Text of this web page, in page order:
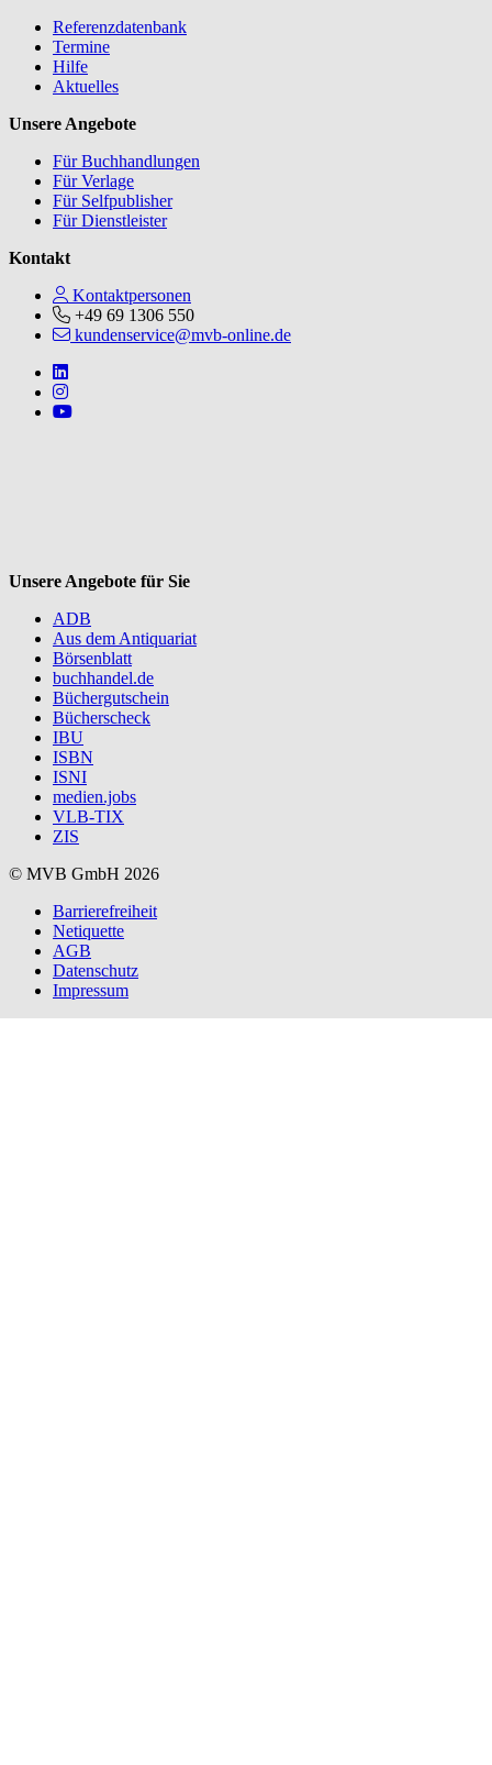
Referenzdatenbank
Termine
Hilfe
Aktuelles
Unsere Angebote
Für Buchhandlungen
Für Verlage
Für Selfpublisher
Für Dienstleister
Kontakt
Kontaktpersonen
+49 69 1306 550
kundenservice@mvb-online.de
Follow us on https://www.linkedin.com/company/mvbbooks
Follow us on https://www.instagram.com/lifeatmvb/
Follow us on https://www.youtube.com/@mvbbooks
Unsere Angebote für Sie
ADB
Aus dem Antiquariat
Börsenblatt
buchhandel.de
Büchergutschein
Bücherscheck
IBU
ISBN
ISNI
medien.jobs
VLB-TIX
ZIS
© MVB GmbH 2026
Barrierefreiheit
Netiquette
AGB
Datenschutz
Impressum